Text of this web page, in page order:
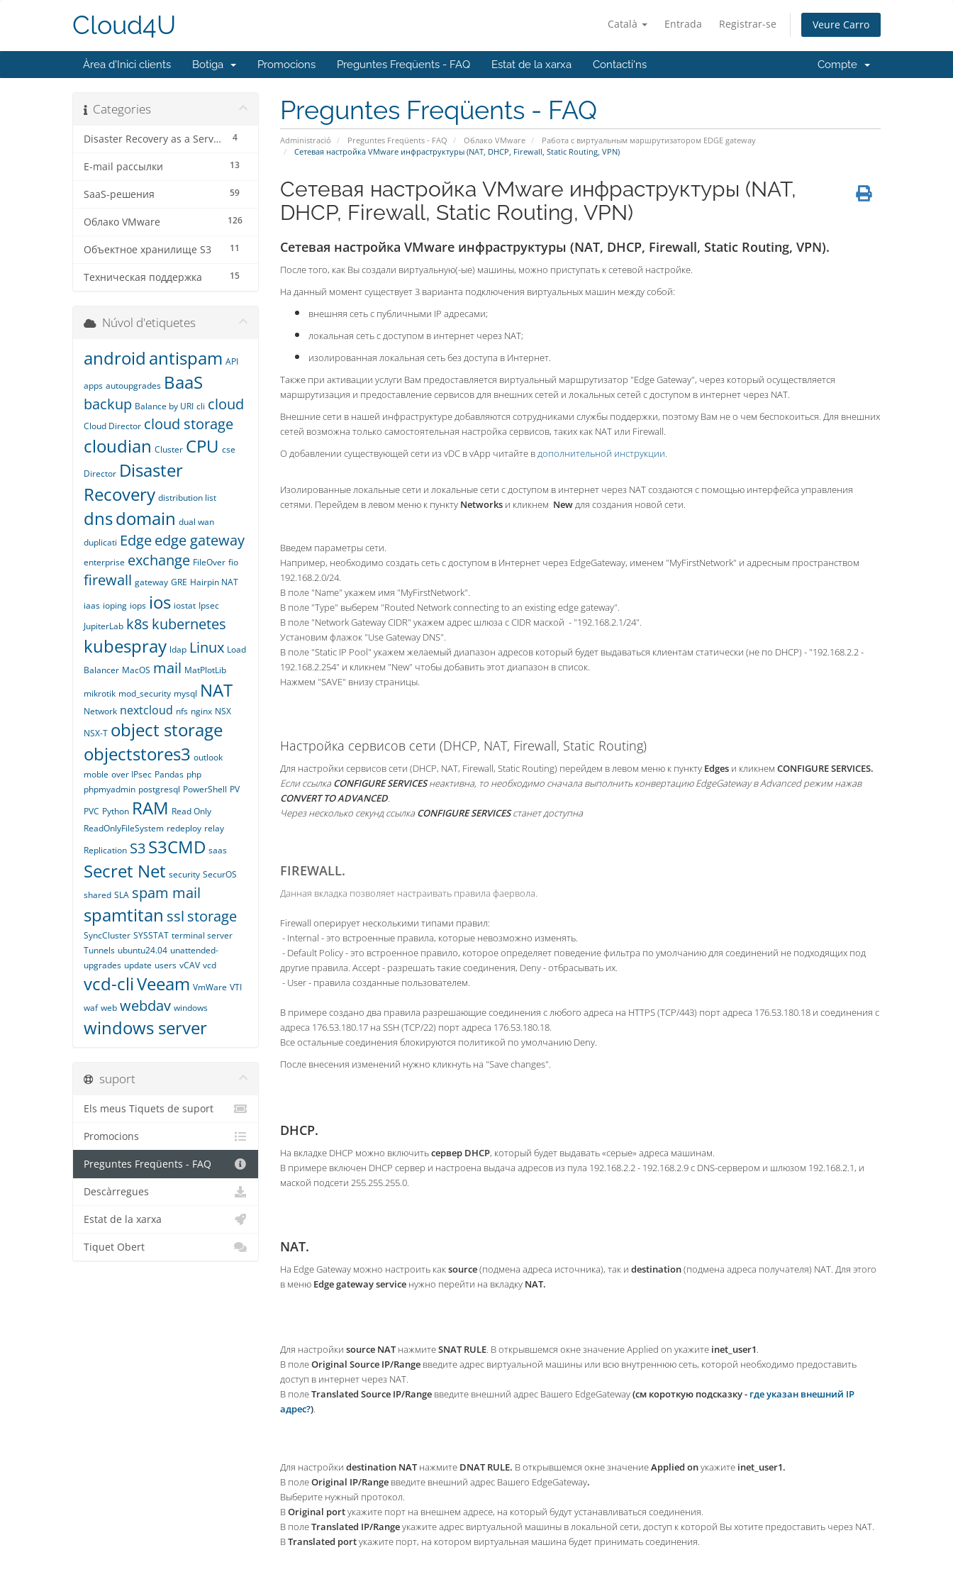
Català Entrada Registrar-se Veure Carro
Cloud4U
Àrea d'Inici clients Botiga Promocions Preguntes Freqüents - FAQ Estat de la xarxa Contacti'ns Compte
Preguntes Freqüents - FAQ
Administració Preguntes Freqüents - FAQ Облако VMware
Работа с виртуальным маршрутизатором EDGE gateway
Сетевая настройка VMware инфраструктуры (NAT, DHCP, Firewall, Static Routing, VPN)
Categories
4
Disaster Recovery as a Service
13
E-mail рассылки
59
SaaS-решения
126
Облако VMware
11
Объектное хранилище S3
15
Техническая поддержка
Сетевая настройка VMware инфраструктуры (NAT,
DHCP, Firewall, Static Routing, VPN)
Сетевая настройка VMware инфраструктуры (NAT, DHCP, Firewall, Static Routing, VPN).
После того, как Вы создали виртуальную(-ые) машины, можно приступать к сетевой настройке.
На данный момент существует 3 варианта подключения виртуальных машин между собой:
внешняя сеть с публичными IP адресами;
локальная сеть с доступом в интернет через NAT;
изолированная локальная сеть без доступа в Интернет.
Также при активации услуги Вам предоставляется виртуальный маршрутизатор "Edge Gateway", через который осуществляется
маршрутизация и предоставление сервисов для внешних сетей и локальных сетей с доступом в интернет через NAT.
Внешние сети в нашей инфраструктуре добавляются сотрудниками службы поддержки, поэтому Вам не о чем беспокоиться. Для внешних
сетей возможна только самостоятельная настройка сервисов, таких как NAT или Firewall.
О добавлении существующей сети из vDC в vApp читайте вдополнительной инструкции.
Изолированные локальные сети и локальные сети с доступом в интернет через NAT создаются с помощью интерфейса управления
сетями. Перейдем в левом меню к пункту Networks и кликнем Newдля создания новой сети.
Введем параметры сети.
Например, необходимо создать сеть с доступом в Интернет через EdgeGateway, именем "MyFirstNetwork" и адресным пространством
192.168.2.0/24.
В поле "Name" укажем имя "MyFirstNetwork".
В поле "Type" выберем "Routed Network connecting to an existing edge gateway".
В поле "Network Gateway CIDR" укажем адрес шлюза с CIDR маской - "192.168.2.1/24".
Установим флажок "Use Gateway DNS".
В поле "Static IP Pool" укажем желаемый диапазон адресов который будет выдаваться клиентам статически (не по DHCP) - "192.168.2.2 -
192.168.2.254" и кликнем "New" чтобы добавить этот диапазон в список.
Нажмем "SAVE" внизу страницы.
Настройка сервисов сети (DHCP, NAT, Firewall, Static Routing)
Для настройки сервисов сети (DHCP, NAT, Firewall, Static Routing) перейдем в левом меню к пункту Edges и кликнем CONFIGURE SERVICES.
Если ссылка CONFIGURE SERVICESнеактивна, то необходимо сначала выполнить конвертацию EdgeGateway в Advanced режим нажав
CONVERT TO ADVANCED.
Через несколько секунд ссылка CONFIGURE SERVICESстанет доступна
FIREWALL.
Данная вкладка позволяет настраивать правила фаервола.
Firewall оперирует несколькими типами правил:
- Internal - это встроенные правила, которые невозможно изменять.
- Default Policy - это встроенное правило, которое определяет поведение фильтра по умолчанию для соединений не подходящих под
другие правила. Accept - разрешать такие соединения, Deny - отбрасывать их.
- User - правила созданные пользователем.
В примере создано два правила разрешающие соединения с любого адреса на HTTPS (TCP/443) порт адреса 176.53.180.18 и соединения с
адреса 176.53.180.17 на SSH (TCP/22) порт адреса 176.53.180.18.
Все остальные соединения блокируются политикой по умолчанию Deny.
После внесения изменений нужно кликнуть на "Save changes".
DHCP.
На вкладке DHCP можно включитьсервер DHCP, который будет выдавать «серые» адреса машинам.
В примере включен DHCP сервер и настроена выдача адресов из пула 192.168.2.2 - 192.168.2.9 c DNS-сервером и шлюзом 192.168.2.1, и
маской подсети 255.255.255.0.
NAT.
На Edge Gateway можно настроить какsource(подмена адреса источника), так и destination(подмена адреса получателя) NAT. Для этого
в меню Edge gateway service нужно перейти на вкладку NAT.
Для настройки source NATнажмитеSNAT RULE. В открывшемся окне значение Applied on укажите inet_user1.
В полеOriginal Source IP/Rangeвведите адрес виртуальной машины или всю внутреннюю сеть, которой необходимо предоставить
доступ в интернет через NAT.
В полеTranslated Source IP/Rangeвведите внешний адрес Вашего EdgeGateway(см короткую подсказку - где указан внешний IP
адрес?).
Для настройки destination NATнажмите DNAT RULE. В открывшемся окне значениеApplied onукажитеinet_user1.
В полеOriginal IP/Rangeвведите внешний адрес Вашего EdgeGateway.
Выберите нужный протокол.
ВOriginal portукажите порт на внешнем адресе, на который будут устанавливаться соединения.
В полеTranslated IP/Rangeукажите адрес виртуальной машины в локальной сети, доступ к которой Вы хотите предоставить через NAT.
ВTranslated portукажите порт, на котором виртуальная машина будет принимать соединения.
Núvol d'etiquetes
android antispam API
apps autoupgrades BaaS
backup Balance by URI cli cloud
Cloud Director cloud storage
cloudian Cluster CPU cse
Director Disaster
Recovery distribution list
dnsdomain dual wan
duplicati Edgeedge gateway
enterprise exchange FileOver fio
firewall gateway GRE Hairpin NAT
iaas ioping iops ios iostat Ipsec
JupiterLab k8s kubernetes
kubespray ldap Linux Load
Balancer MacOS mail MatPlotLib
mikrotik mod_security mysql NAT
Network nextcloud nfs nginx NSX
NSX-T object storage
objectstores3 outlook
moble over IPsec Pandas php
phpmyadmin postgresql PowerShell PV
PVC Python RAM Read Only
ReadOnlyFileSystem redeploy relay
Replication S3S3CMD saas
Secret Net security SecurOS
shared SLA spam mail
spamtitan ssl storage
SyncCluster SYSSTAT terminal server
Tunnels ubuntu24.04 unattended-
upgrades update users vCAV vcd
vcd-cliVeeam VmWare VTI
waf web webdav windows
windows server
suport
Els meus Tiquets de suport
Promocions
Preguntes Freqüents - FAQ
Descàrregues
Estat de la xarxa
Tiquet Obert